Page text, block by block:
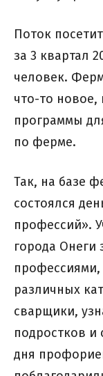
Поток
за 3 квартал
человек.
что-то новое,
программы
по ферме.
Так, на базе
состоялся
профессий».
города Онеги
различных
сварщики,
подростков и
дня